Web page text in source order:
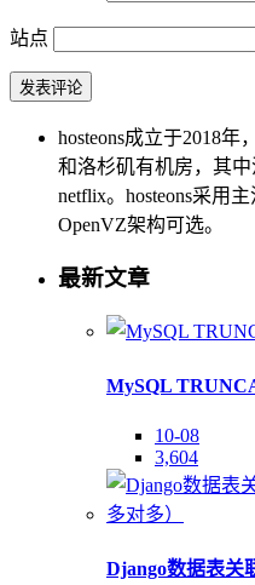
站点
hosteons成立于2018
和洛杉矶有机房，其中
netflix。hosteons采用
OpenVZ架构可选。
最新文章
MySQL
10-08
3,604
Django数据表关